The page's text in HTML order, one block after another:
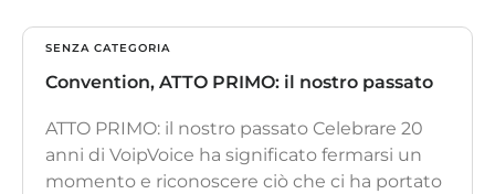
SENZA CATEGORIA
Convention, ATTO PRIMO: il nostro passato
ATTO PRIMO: il nostro passato Celebrare 20
anni di VoipVoice ha significato fermarsi un
momento e riconoscere ciò che ci ha portato